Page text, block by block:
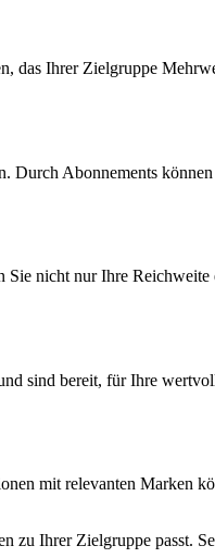
das Ihrer Zielgruppe
Durch Abonnements
nicht nur Ihre Reichweite
sind bereit, für Ihre
mit relevanten Marken
zu Ihrer Zielgruppe passt.